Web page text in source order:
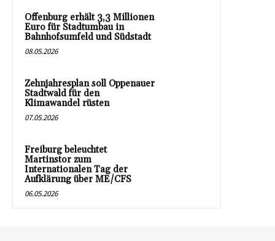
Offenburg erhält 3,3 Millionen
Euro für Stadtumbau in
Bahnhofsumfeld und Südstadt
08.05.2026
Zehnjahresplan soll Oppenauer
Stadtwald für den
Klimawandel rüsten
07.05.2026
Freiburg beleuchtet
Martinstor zum
Internationalen Tag der
Aufklärung über ME/CFS
06.05.2026